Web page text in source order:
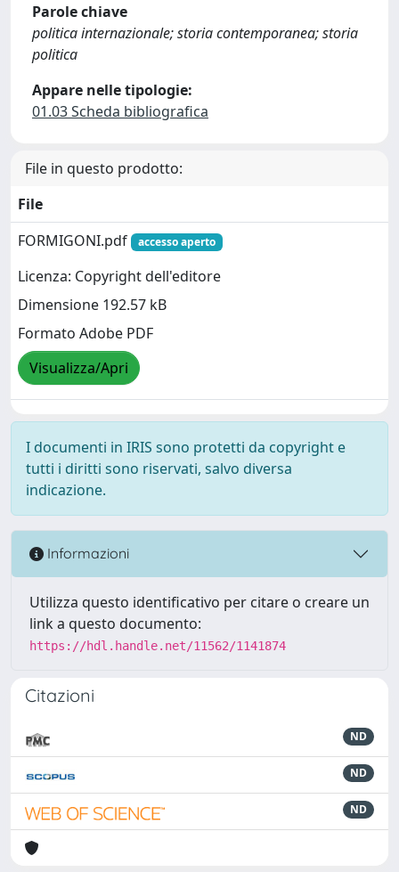
Parole chiave
politica internazionale; storia contemporanea; storia
politica
Appare nelle tipologie:
01.03 Scheda bibliografica
File in questo prodotto:
File
FORMIGONI.pdf
accesso aperto
Licenza: Copyright dell'editore
Dimensione 192.57 kB
Formato Adobe PDF
Visualizza/Apri
I documenti in IRIS sono protetti da copyright e
tutti i diritti sono riservati, salvo diversa
indicazione.
Informazioni
Utilizza questo identificativo per citare o creare un
link a questo documento:
https://hdl.handle.net/11562/1141874
Citazioni
ND
ND
ND